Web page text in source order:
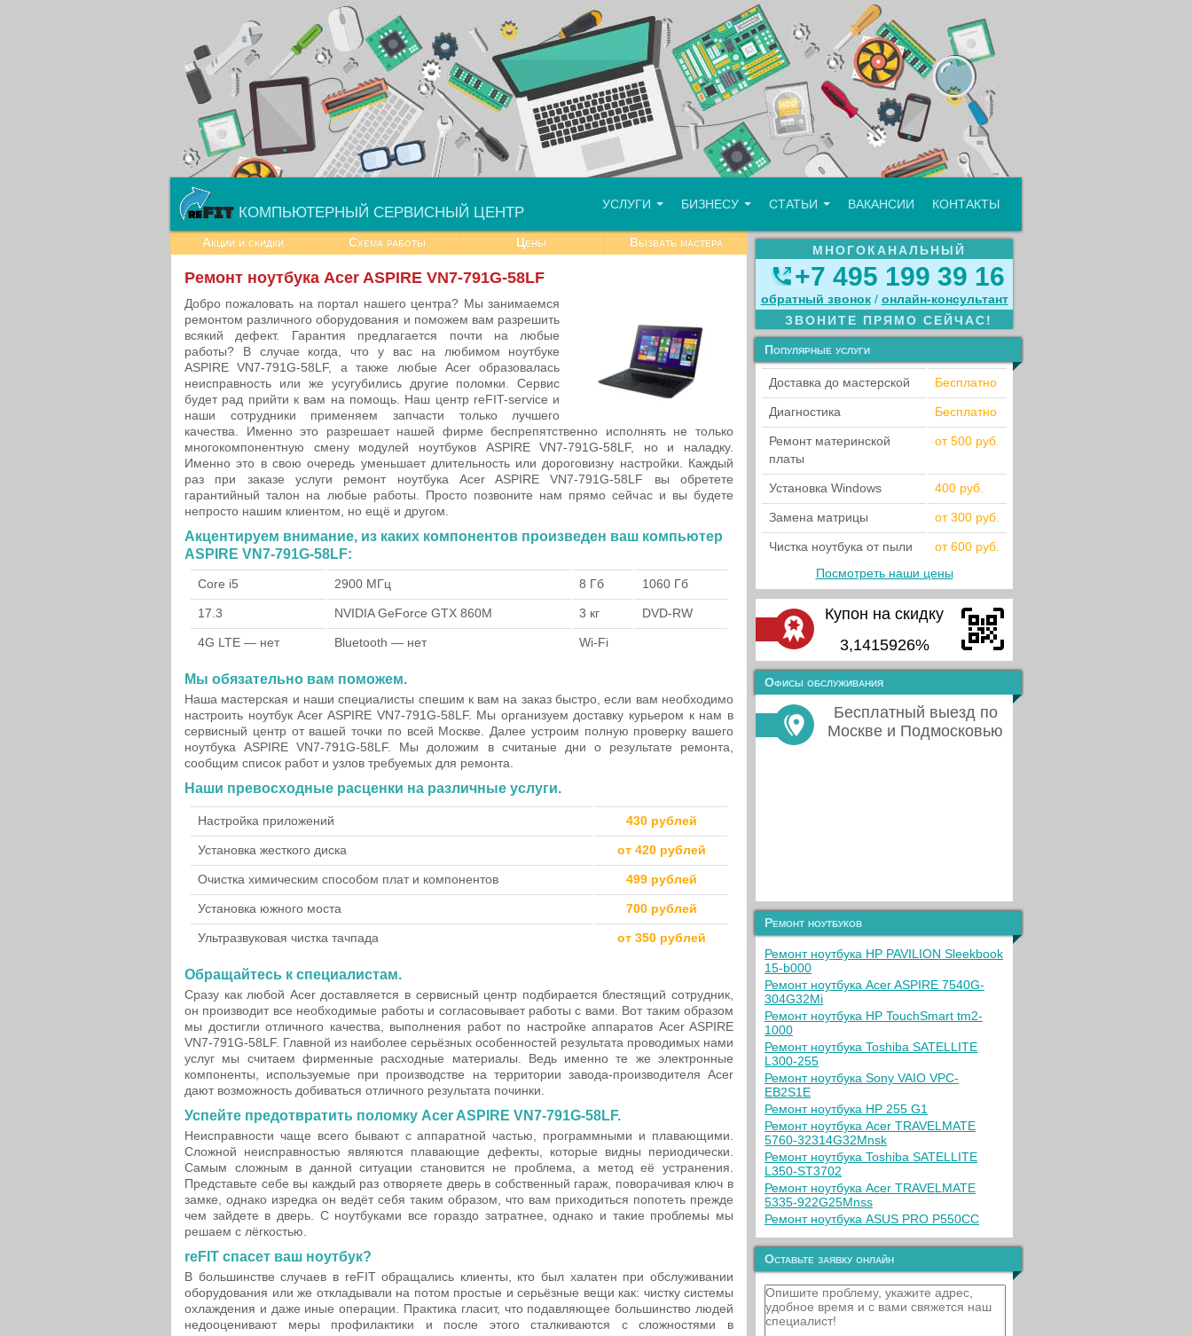
КОМПЬЮТЕРНЫЙ СЕРВИСНЫЙ ЦЕНТР УСЛУГИ БИЗНЕСУ СТАТЬИ ВАКАНСИИ КОНТАКТЫ
Акции и скидки Схема работы Цены Вызвать мастера
Ремонт ноутбука Acer ASPIRE VN7-791G-58LF
Добро пожаловать на портал нашего центра? Мы занимаемся
ремонтом различного оборудования и поможем вам разрешить
всякий дефект. Гарантия предлагается почти на любые
работы? В случае когда, что у вас на любимом ноутбуке
ASPIRE VN7-791G-58LF, а также любые Acer образовалась
неисправность или же усугубились другие поломки. Сервис
будет рад прийти к вам на помощь. Наш центр reFIT-service и
наши сотрудники применяем запчасти только лучшего
качества. Именно это разрешает нашей фирме беспрепятственно исполнять не только
многокомпонентную смену модулей ноутбуков ASPIRE VN7-791G-58LF, но и наладку.
Именно это в свою очередь уменьшает длительность или дороговизну настройки. Каждый
раз при заказе услуги ремонт ноутбука Acer ASPIRE VN7-791G-58LF вы обретете
гарантийный талон на любые работы. Просто позвоните нам прямо сейчас и вы будете
непросто нашим клиентом, но ещё и другом.
Акцентируем внимание, из каких компонентов произведен ваш компьютер
ASPIRE VN7-791G-58LF:
Core i5 2900 МГц 8 Гб 1060 Гб
17.3 NVIDIA GeForce GTX 860M 3 кг DVD-RW
4G LTE — нет Bluetooth — нет Wi-Fi
Мы обязательно вам поможем.
Наша мастерская и наши специалисты спешим к вам на заказ быстро, если вам необходимо
настроить ноутбук Acer ASPIRE VN7-791G-58LF. Мы организуем доставку курьером к нам в
сервисный центр от вашей точки по всей Москве. Далее устроим полную проверку вашего
ноутбука ASPIRE VN7-791G-58LF. Мы доложим в считаные дни о результате ремонта,
сообщим список работ и узлов требуемых для ремонта.
Наши превосходные расценки на различные услуги.
Настройка приложений 430 рублей
Установка жесткого диска от 420 рублей
Очистка химическим способом плат и компонентов 499 рублей
Установка южного моста 700 рублей
Ультразвуковая чистка тачпада от 350 рублей
Обращайтесь к специалистам.
Сразу как любой Acer доставляется в сервисный центр подбирается блестящий сотрудник,
он производит все необходимые работы и согласовывает работы с вами. Вот таким образом
мы достигли отличного качества, выполнения работ по настройке аппаратов Acer ASPIRE
VN7-791G-58LF. Главной из наиболее серьёзных особенностей результата проводимых нами
услуг мы считаем фирменные расходные материалы. Ведь именно те же электронные
компоненты, используемые при производстве на территории завода-производителя Acer
дают возможность добиваться отличного результата починки.
Успейте предотвратить поломку Acer ASPIRE VN7-791G-58LF.
Неисправности чаще всего бывают с аппаратной частью, программными и плавающими.
Сложной неисправностью являются плавающие дефекты, которые видны периодически.
Самым сложным в данной ситуации становится не проблема, а метод её устранения.
Представьте себе вы каждый раз отворяете дверь в собственный гараж, поворачивая ключ в
замке, однако изредка он ведёт себя таким образом, что вам приходиться попотеть прежде
чем зайдете в дверь. С ноутбуками все гораздо затратнее, однако и такие проблемы мы
решаем с лёгкостью.
reFIT спасет ваш ноутбук?
В большинстве случаев в reFIT обращались клиенты, кто был халатен при обслуживании
оборудования или же откладывали на потом простые и серьёзные вещи как: чистку системы
охлаждения и даже иные операции. Практика гласит, что подавляющее большинство людей
недооценивают меры профилактики и после этого сталкиваются с сложностями в
МНОГОКАНАЛЬНЫЙ
+7 495 199 39 16
обратный звонок / онлайн‑консультант
ЗВОНИТЕ ПРЯМО СЕЙЧАС!
Популярные услуги
Доставка до мастерской Бесплатно
Диагностика Бесплатно
Ремонт материнской
платы
от 500 руб.
Установка Windows 400 руб.
Замена матрицы от 300 руб.
Чистка ноутбука от пыли
от 600 руб.
Посмотреть наши цены
Купон на скидку
3,1415926%
Офисы обслуживания
Бесплатный выезд по
Москве и Подмосковью
Ремонт ноутбуков
Ремонт ноутбука HP PAVILION Sleekbook
15-b000
Ремонт ноутбука Acer ASPIRE 7540G-
304G32Mi
Ремонт ноутбука HP TouchSmart tm2-
1000
Ремонт ноутбука Toshiba SATELLITE
L300-255
Ремонт ноутбука Sony VAIO VPC-
EB2S1E
Ремонт ноутбука HP 255 G1
Ремонт ноутбука Acer TRAVELMATE
5760-32314G32Mnsk
Ремонт ноутбука Toshiba SATELLITE
L350-ST3702
Ремонт ноутбука Acer TRAVELMATE
5335-922G25Mnss
Ремонт ноутбука ASUS PRO P550CC
Оставьте заявку онлайн